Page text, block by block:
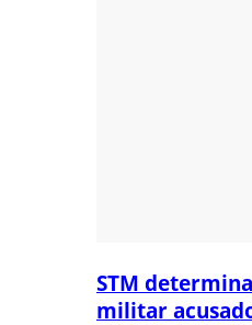
STM
militar